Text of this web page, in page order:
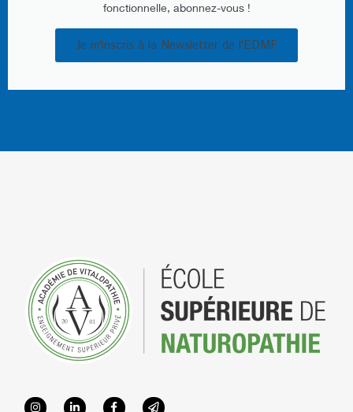
fonctionnelle, abonnez-vous !
Je m'inscris à la Newsletter de l'EDMF